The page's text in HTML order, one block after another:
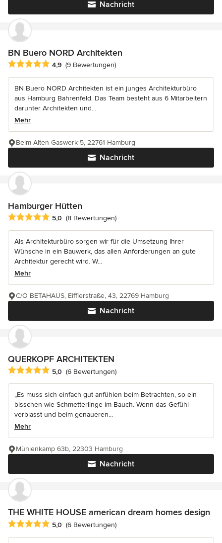
Nachricht
BN Buero NORD Architekten
Durchschnittliche Bewertung: 4.9 von 5 Sternen
4,9 (9 Bewertungen)
BN Buero NORD Architekten ist ein junges Architekturbüro
aus Hamburg Bahrenfeld. Das Team besteht aus 6 Mitarbeitern
darunter Architekten und...
Mehr
Nachricht
Beim Alten Gaswerk 5, 22761 Hamburg
Hamburger Hütten
Durchschnittliche Bewertung: 5 von 5 Sternen
5,0 (8 Bewertungen)
Als Architekturbüro sorgen wir für die Umsetzung Ihrer
Wünsche in ein Bauwerk, das allen Anforderungen an gute
Architektur gerecht wird. W...
Mehr
Nachricht
C/O BETAHAUS, Eifflerstraße, 43, 22769 Hamburg
QUERKOPF ARCHITEKTEN
Durchschnittliche Bewertung: 5 von 5 Sternen
5,0 (6 Bewertungen)
„Es muss sich einfach gut anfühlen beim Betrachten, so ein
bisschen wie Schmetterlinge im Bauch. Wenn das Gefühl
verblasst und beim genaueren...
Mehr
Nachricht
Mühlenkamp 63b, 22303 Hamburg
THE WHITE HOUSE american dream homes design
Durchschnittliche Bewertung: 5 von 5 Sternen
5,0 (6 Bewertungen)